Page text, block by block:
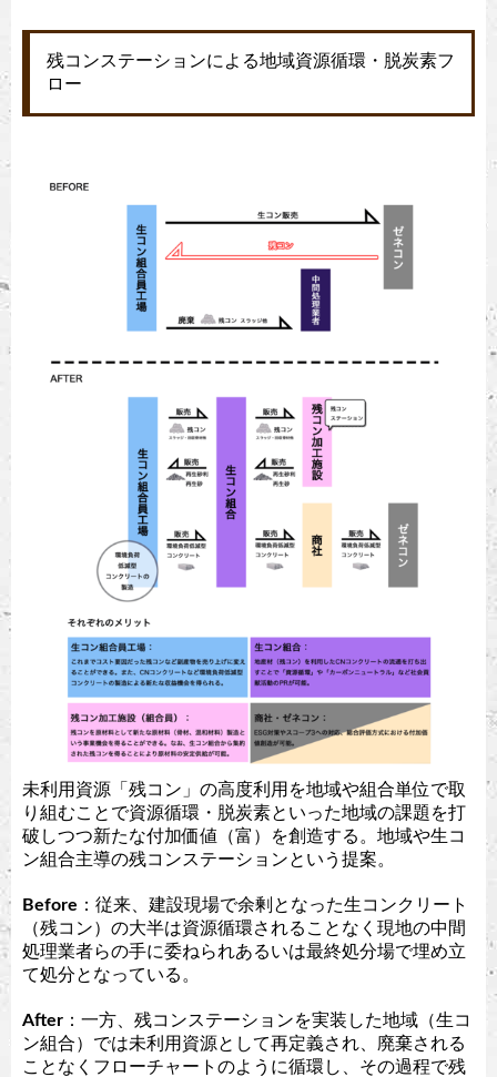
残コンステーションによる地域資源循環・脱炭素フ
ロー
未利用資源「残コン」の高度利用を地域や組合単位で取
り組むことで資源循環・脱炭素といった地域の課題を打
破しつつ新たな付加価値（富）を創造する。地域や生コ
ン組合主導の残コンステーションという提案。
Before ：従来、建設現場で余剰となった生コンクリート
（残コン）の大半は資源循環されることなく現地の中間
処理業者らの手に委ねられあるいは最終処分場で埋め立
て処分となっている。
After ：一方、残コンステーションを実装した地域（生コ
ン組合）では未利用資源として再定義され、廃棄される
ことなくフローチャートのように循環し、その過程で残